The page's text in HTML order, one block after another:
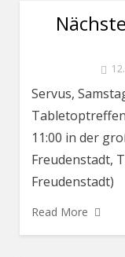
Servus,
11:00 in der
Freudenstadt,
Freudenstadt)
Read More